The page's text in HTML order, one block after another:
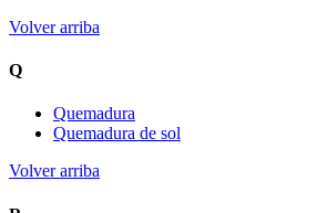
Volver arriba
Q
Quemadura
Quemadura de sol
Volver arriba